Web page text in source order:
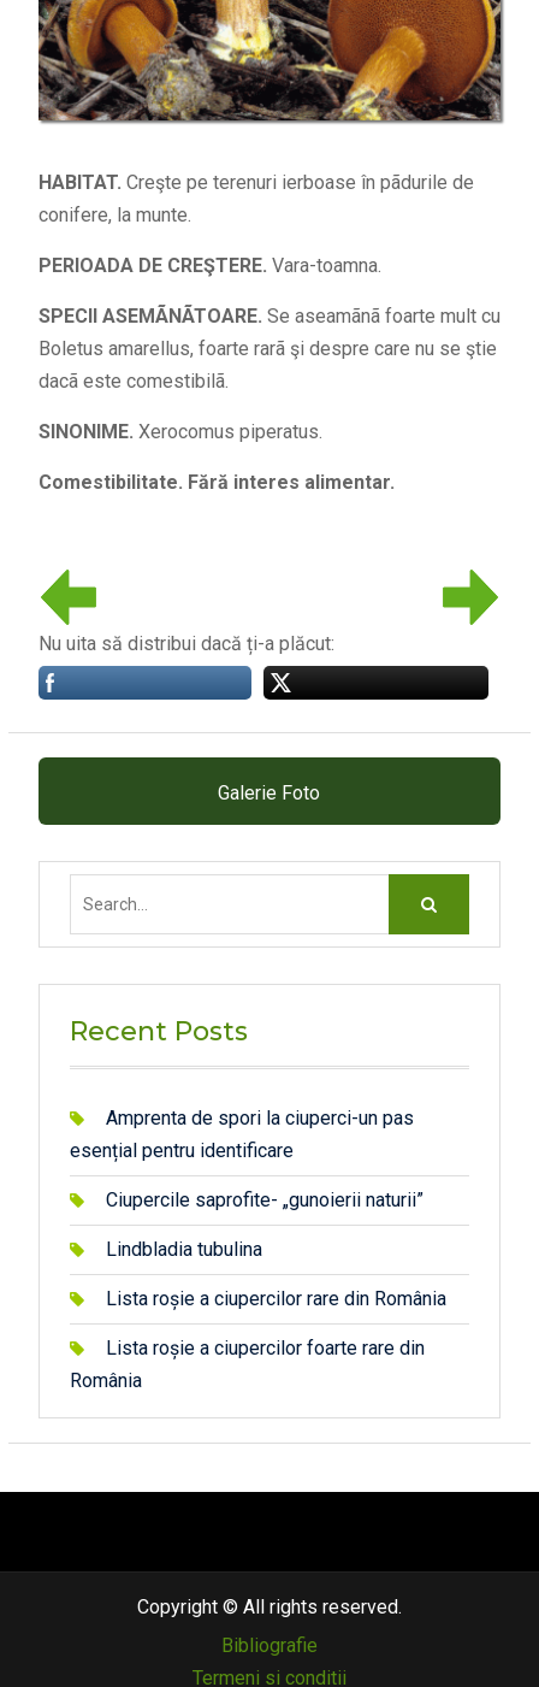
HABITAT. Creşte pe terenuri ierboase în pãdurile de
conifere, la munte.
PERIOADA DE CREŞTERE. Vara-toamna.
SPECII ASEMÃNÃTOARE. Se aseamãnã foarte mult cu
Boletus amarellus, foarte rarã şi despre care nu se ştie
dacã este comestibilã.
SINONIME. Xerocomus piperatus.
Comestibilitate. Fără interes alimentar.
Nu uita să distribui dacă ți-a plăcut:
Galerie Foto
Recent Posts
Amprenta de spori la ciuperci-un pas
esențial pentru identificare
Ciupercile saprofite- „gunoierii naturii”
Lindbladia tubulina
Lista roșie a ciupercilor rare din România
Lista roșie a ciupercilor foarte rare din
România
Copyright © All rights reserved.
Bibliografie
Termeni si conditii